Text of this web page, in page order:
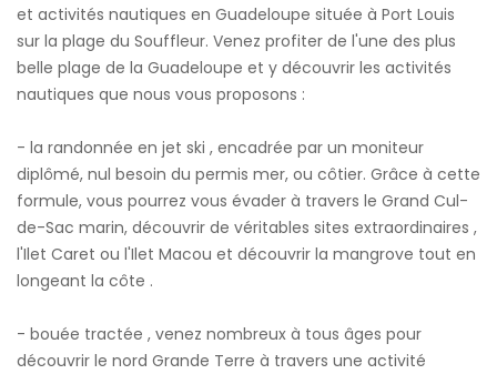
et activités nautiques en Guadeloupe située à Port Louis
sur la plage du Souffleur. Venez profiter de l'une des plus
belle plage de la Guadeloupe et y découvrir les activités
nautiques que nous vous proposons :
- la randonnée en jet ski , encadrée par un moniteur
diplômé, nul besoin du permis mer, ou côtier. Grâce à cette
formule, vous pourrez vous évader à travers le Grand Cul-
de-Sac marin, découvrir de véritables sites extraordinaires ,
l'Ilet Caret ou l'Ilet Macou et découvrir la mangrove tout en
longeant la côte .
- bouée tractée , venez nombreux à tous âges pour
découvrir le nord Grande Terre à travers une activité